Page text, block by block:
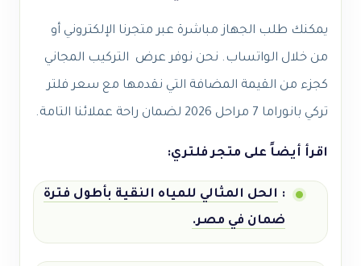
يمكنك طلب الجهاز مباشرة عبر متجرنا الإلكتروني أو
من خلال الواتساب. نحن نوفر عرض التركيب المجاني
كجزء من القيمة المضافة التي نقدمها مع سعر فلتر
تركي بانوراما 7 مراحل 2026 لضمان راحة عملائنا التامة.
اقرأ أيضاً على متجر فلتري:
: الحل المثالي للمياه النقية بأطول فترة
ضمان في مصر.